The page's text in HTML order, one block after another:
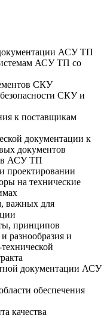
АСУ ТП
АСУ ТП со
СКУ
СКУ и
к поставщикам
документации к
документов
АСУ ТП
проектировании
на технические
важных для
принципов
разнообразия и
документации АСУ
обеспечения
качества